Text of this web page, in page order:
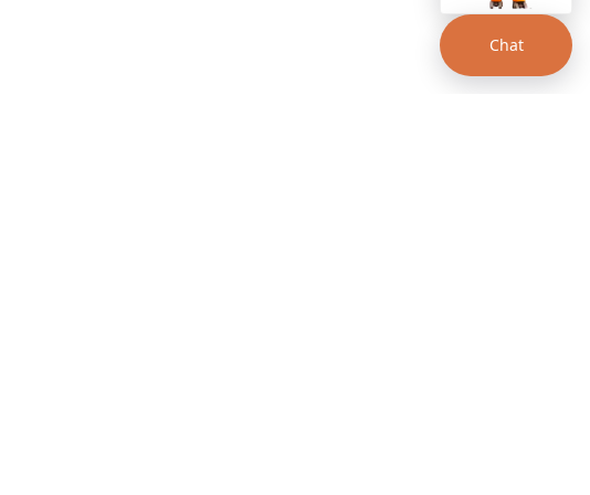
Chat